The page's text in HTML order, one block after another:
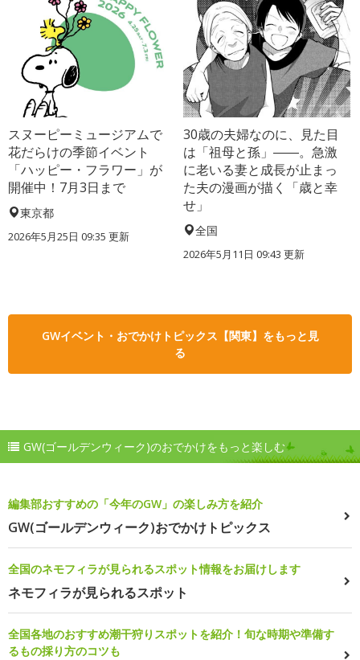
スヌーピーミュージアムで
花だらけの季節イベント
「ハッピー・フラワー」が
開催中！7月3日まで
東京都
2026年5月25日 09:35 更新
30歳の夫婦なのに、見た目
は「祖母と孫」――。急激
に老いる妻と成長が止まっ
た夫の漫画が描く「歳と幸
せ」
全国
2026年5月11日 09:43 更新
GWイベント・おでかけトピックス【関東】をもっと見
る
GW(ゴールデンウィーク)のおでかけをもっと楽しむ
編集部おすすめの「今年のGW」の楽しみ方を紹介
GW(ゴールデンウィーク)おでかけトピックス
全国のネモフィラが見られるスポット情報をお届けします
ネモフィラが見られるスポット
全国各地のおすすめ潮干狩りスポットを紹介！旬な時期や準備す
るもの採り方のコツも